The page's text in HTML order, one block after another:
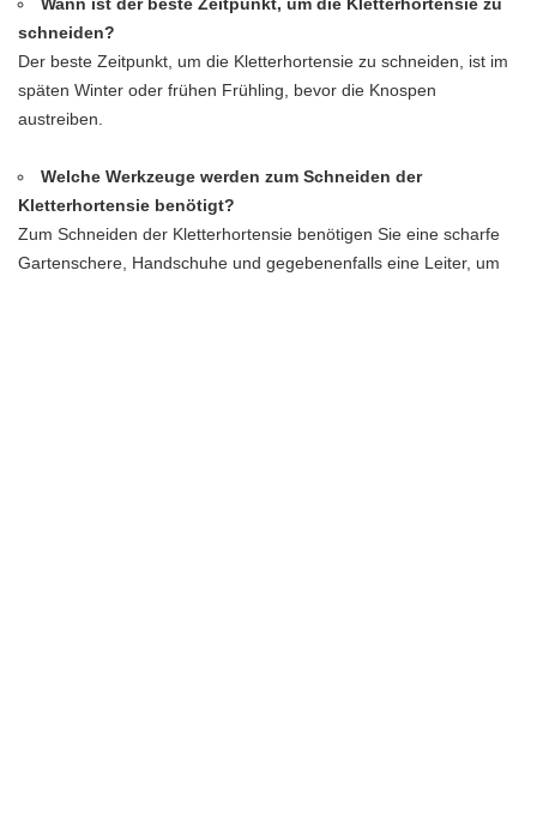
Wann ist der beste Zeitpunkt, um die Kletterhortensie zu
schneiden?
Der beste Zeitpunkt, um die Kletterhortensie zu schneiden, ist im
späten Winter oder frühen Frühling, bevor die Knospen
austreiben.
Welche Werkzeuge werden zum Schneiden der
Kletterhortensie benötigt?
Zum Schneiden der Kletterhortensie benötigen Sie eine scharfe
Gartenschere, Handschuhe und gegebenenfalls eine Leiter, um